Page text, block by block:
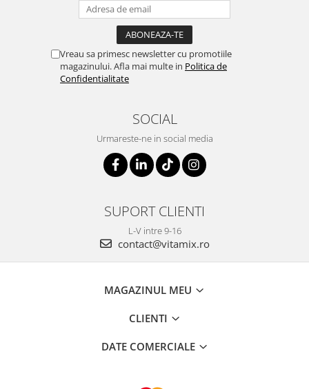
Vreau sa primesc newsletter cu promotiile
magazinului. Afla mai multe in Politica de
Confidentialitate
SOCIAL
Urmareste-ne in social media
SUPORT CLIENTI
L-V intre 9-16
contact@vitamix.ro
MAGAZINUL MEU
CLIENTI
DATE COMERCIALE